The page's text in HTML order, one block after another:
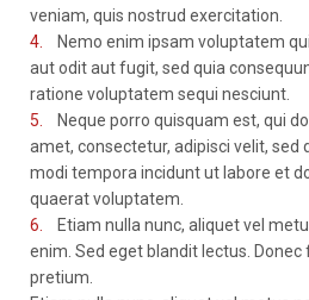
veniam, quis nostrud exercitation.
4.
Nemo enim ipsam voluptatem
aut odit aut fugit, sed quia
ratione voluptatem sequi nesciunt.
5.
Neque porro quisquam est, qui
amet, consectetur, adipisci velit, sed
modi tempora incidunt ut labore et
quaerat voluptatem.
6.
Etiam nulla nunc, aliquet vel
enim. Sed eget blandit lectus. Donec
pretium.